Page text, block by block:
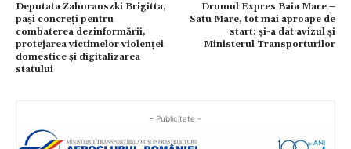
Deputata Zahoranszki Brigitta,
pași concreți pentru
combaterea dezinformării,
protejarea victimelor violenței
domestice și digitalizarea
statului
Drumul Expres Baia Mare –
Satu Mare, tot mai aproape de
start: și-a dat avizul și
Ministerul Transporturilor
- Publicitate -